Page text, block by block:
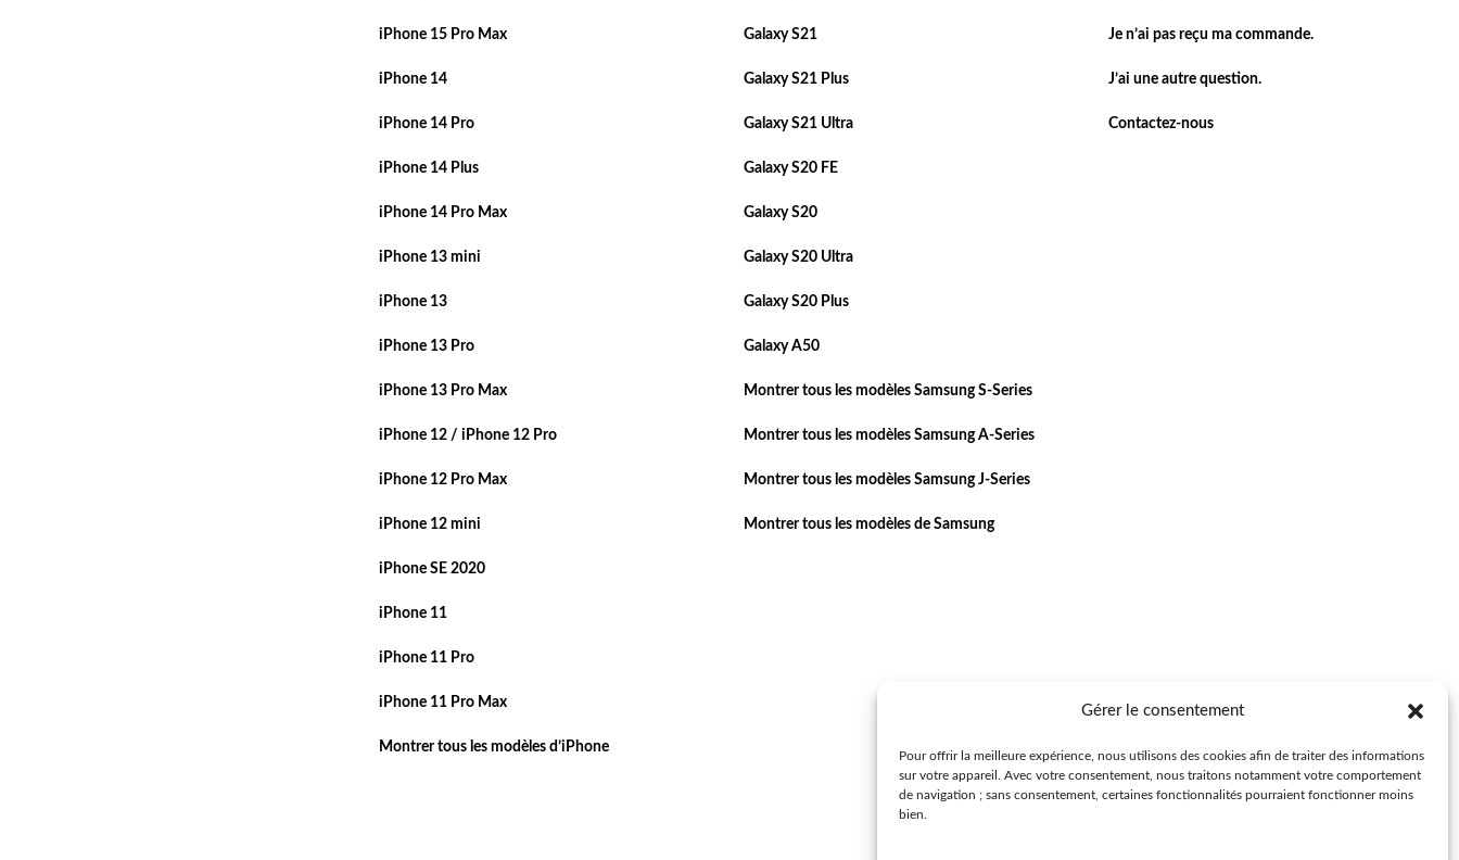
Gérer le consentement
Pour offrir la meilleure expérience, nous utilisons des cookies afin de traiter des informations
sur votre appareil. Avec votre consentement, nous traitons notamment votre comportement
de navigation ; sans consentement, certaines fonctionnalités pourraient fonctionner moins
bien.
iPhone 15 Pro Max
iPhone 14
iPhone 14 Pro
iPhone 14 Plus
iPhone 14 Pro Max
iPhone 13 mini
iPhone 13
iPhone 13 Pro
iPhone 13 Pro Max
iPhone 12 / iPhone 12 Pro
iPhone 12 Pro Max
iPhone 12 mini
iPhone SE 2020
iPhone 11
iPhone 11 Pro
iPhone 11 Pro Max
Montrer tous les modèles d’iPhone
Galaxy S21
Galaxy S21 Plus
Galaxy S21 Ultra
Galaxy S20 FE
Galaxy S20
Galaxy S20 Ultra
Galaxy S20 Plus
Galaxy A50
Montrer tous les modèles Samsung S-Series
Montrer tous les modèles Samsung A-Series
Montrer tous les modèles Samsung J-Series
Montrer tous les modèles de Samsung
Je n’ai pas reçu ma commande.
J’ai une autre question.
Contactez-nous